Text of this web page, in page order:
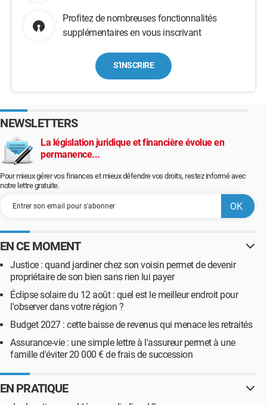
Profitez de nombreuses fonctionnalités
supplémentaires en vous inscrivant
S'INSCRIRE
NEWSLETTERS
La législation juridique et financière évolue en
permanence...
Pour mieux gérer vos finances et mieux défendre vos droits, restez informé avec
notre lettre gratuite.
EN CE MOMENT
Justice : quand jardiner chez son voisin permet de devenir
propriétaire de son bien sans rien lui payer
Éclipse solaire du 12 août : quel est le meilleur endroit pour
l'observer dans votre région ?
Budget 2027 : cette baisse de revenus qui menace les retraités
Assurance-vie : une simple lettre à l'assureur permet à une
famille d'éviter 20 000 € de frais de succession
EN PRATIQUE